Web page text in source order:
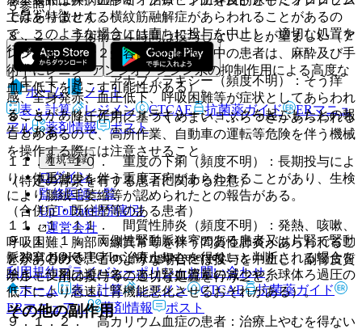
５参照〕。
８．２． 手術前２４時間は投与しないことが望ましい（ア
ンジオテンシン２受容体拮抗剤投与中の患者は、麻酔及び手
術中にレニン−アンジオテンシン系の抑制作用による高度な
血圧低下を起こす可能性がある）。
８．３． 降圧作用に基づくめまい、ふらつきがあらわれる
ことがあるので、高所作業、自動車の運転等危険を伴う機械
を操作する際には注意させること。
（特定の背景を有する患者に関する注意）
（合併症・既往歴等のある患者）
９．１．１． 両側性腎動脈狭窄のある患者又は片腎で腎動
脈狭窄のある患者：治療上やむを得ないと判断される場合を
除き、使用は避けること（腎血流量の減少や糸球体ろ過圧の
低下により急速に腎機能悪化させるおそれがある）。
９．１．２． 高カリウム血症の患者：治療上やむを得ない
上昇を特徴とする横紋筋融解症があらわれることがあるの
で、このような場合には直ちに投与を中止し、適切な処置を
行うこと。
１１．１．９． アナフィラキシー（頻度不明）：そう痒
感、全身発赤、血圧低下、呼吸困難等が症状としてあらわれ
ることがあり、アナフィラキシーショックを起こしたとの報
告もある。
１１．１．１０． 重度の下痢（頻度不明）：長期投与によ
り、体重減少を伴う重度下痢があらわれることがあり、生検
により腸絨毛萎縮等が認められたとの報告がある。
１１．１．１１． 間質性肺炎（頻度不明）：発熱、咳嗽、
呼吸困難、胸部Ｘ線異常等を伴う間質性肺炎があらわれるこ
とがあるので、このような場合には投与を中止し、副腎皮質
ホルモン剤の投与等の適切な処置を行うこと。
その他の副作用
ではありません。
ホーム
ノート
表・計算
レジメン CTCAE 抗菌薬ガイド
ERマニュ
アル
薬剤情報 ポスト
新規登録
ログイン
監修医師一覧
UpToDate特別割引
運営会社
© 2021 HOKUTO Inc. All rights reserved.
利用規約プライバシーポリシーお問い合わせ
ホーム
表・計算 レジメン CTCAE
抗菌薬ガイド
ERマニュアル
薬剤情報 ポスト